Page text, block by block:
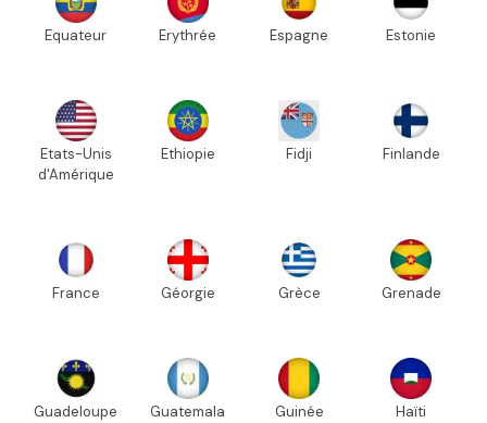
Equateur Erythrée Espagne Estonie
Etats-Unis
d'Amérique
Ethiopie Fidji Finlande
France Géorgie Grèce Grenade
Guadeloupe Guatemala Guinée Haïti